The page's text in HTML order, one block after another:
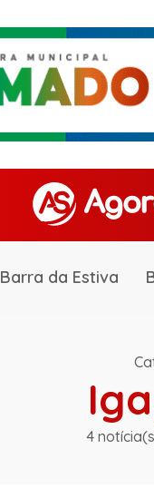
Barra da Estiva
4